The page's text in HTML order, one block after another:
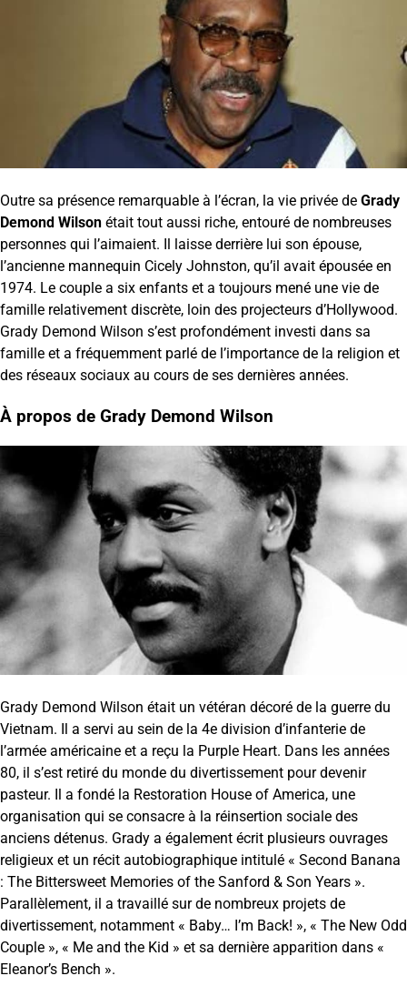
Outre sa présence remarquable à l’écran, la vie privée de Grady
Demond Wilson était tout aussi riche, entouré de nombreuses
personnes qui l’aimaient. Il laisse derrière lui son épouse,
l’ancienne mannequin Cicely Johnston, qu’il avait épousée en
1974. Le couple a six enfants et a toujours mené une vie de
famille relativement discrète, loin des projecteurs d’Hollywood.
Grady Demond Wilson s’est profondément investi dans sa
famille et a fréquemment parlé de l’importance de la religion et
des réseaux sociaux au cours de ses dernières années.
À propos de Grady Demond Wilson
Grady Demond Wilson était un vétéran décoré de la guerre du
Vietnam. Il a servi au sein de la 4e division d’infanterie de
l’armée américaine et a reçu la Purple Heart. Dans les années
80, il s’est retiré du monde du divertissement pour devenir
pasteur. Il a fondé la Restoration House of America, une
organisation qui se consacre à la réinsertion sociale des
anciens détenus. Grady a également écrit plusieurs ouvrages
religieux et un récit autobiographique intitulé « Second Banana
: The Bittersweet Memories of the Sanford & Son Years ».
Parallèlement, il a travaillé sur de nombreux projets de
divertissement, notamment « Baby… I’m Back! », « The New Odd
Couple », « Me and the Kid » et sa dernière apparition dans «
Eleanor’s Bench ».